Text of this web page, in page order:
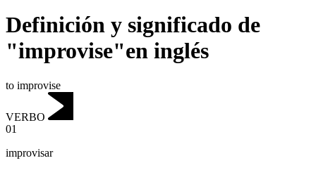
Definición y significado de
"improvise"en inglés
to improvise
VERBO
01
improvisar